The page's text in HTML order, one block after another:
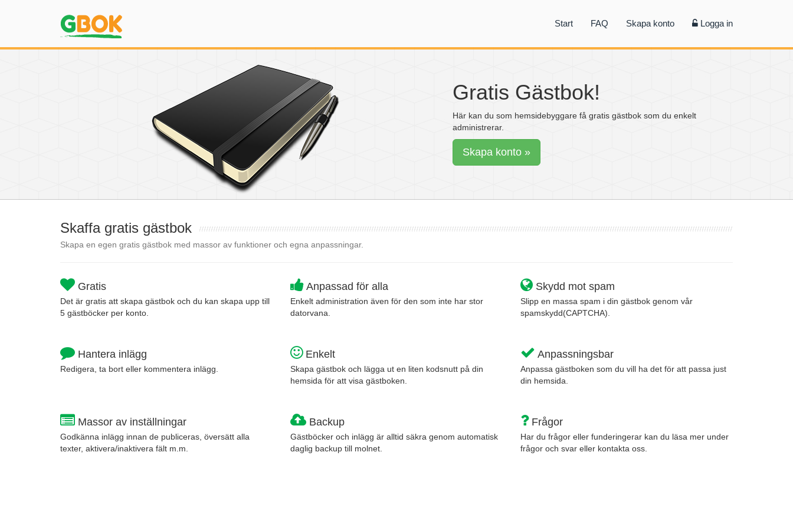
Start FAQ Skapa konto Logga in
Gratis Gästbok!
Här kan du som hemsidebyggare få gratis gästbok som du enkelt
administrerar.
Skapa konto »
Skaffa gratis gästbok
Skapa en egen gratis gästbok med massor av funktioner och egna anpassningar.
Gratis
Det är gratis att skapa gästbok och du kan skapa upp till
5 gästböcker per konto.
Anpassad för alla
Enkelt administration även för den som inte har stor
datorvana.
Skydd mot spam
Slipp en massa spam i din gästbok genom vår
spamskydd(CAPTCHA).
Hantera inlägg
Redigera, ta bort eller kommentera inlägg.
Enkelt
Skapa gästbok och lägga ut en liten kodsnutt på din
hemsida för att visa gästboken.
Anpassningsbar
Anpassa gästboken som du vill ha det för att passa just
din hemsida.
Massor av inställningar
Godkänna inlägg innan de publiceras, översätt alla
texter, aktivera/inaktivera fält m.m.
Backup
Gästböcker och inlägg är alltid säkra genom automatisk
daglig backup till molnet.
Frågor
Har du frågor eller funderingerar kan du läsa mer under
frågor och svar eller kontakta oss.